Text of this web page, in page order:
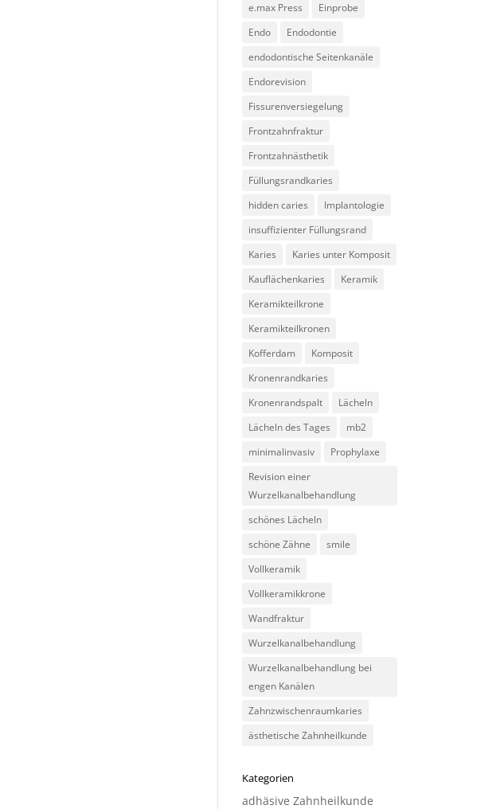
e.max Press
Einprobe
Endo
Endodontie
endodontische Seitenkanäle
Endorevision
Fissurenversiegelung
Frontzahnfraktur
Frontzahnästhetik
Füllungsrandkaries
hidden caries
Implantologie
insuffizienter Füllungsrand
Karies
Karies unter Komposit
Kauflächenkaries
Keramik
Keramikteilkrone
Keramikteilkronen
Kofferdam
Komposit
Kronenrandkaries
Kronenrandspalt
Lächeln
Lächeln des Tages
mb2
minimalinvasiv
Prophylaxe
Revision einer
Wurzelkanalbehandlung
schönes Lächeln
schöne Zähne
smile
Vollkeramik
Vollkeramikkrone
Wandfraktur
Wurzelkanalbehandlung
Wurzelkanalbehandlung bei
engen Kanälen
Zahnzwischenraumkaries
ästhetische Zahnheilkunde
Kategorien
adhäsive Zahnheilkunde